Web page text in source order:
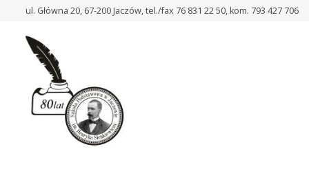
ul. Główna 20, 67-200 Jaczów, tel./fax 76 831 22 50, kom. 793 427 706